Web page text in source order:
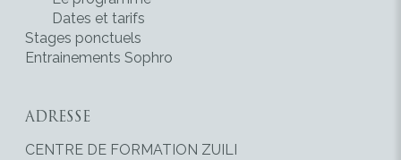
Dates et tarifs
Stages ponctuels
Entrainements Sophro
ADRESSE
CENTRE DE FORMATION ZUILI